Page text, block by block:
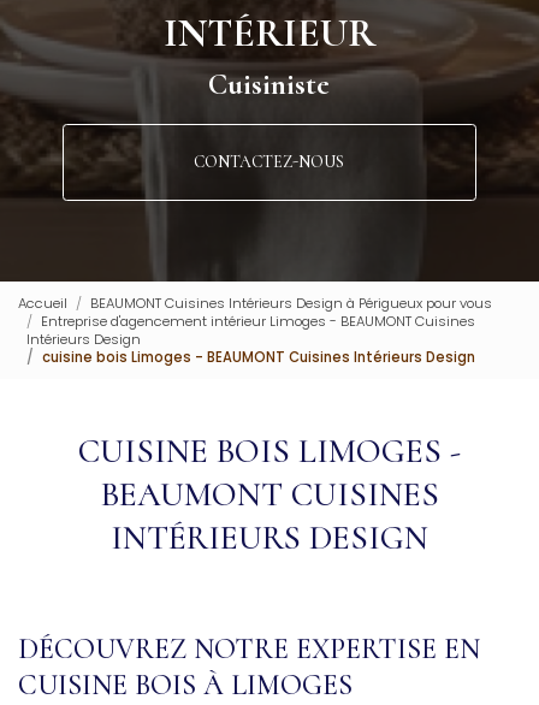
INTÉRIEUR
Cuisiniste
CONTACTEZ-NOUS
Accueil
BEAUMONT Cuisines Intérieurs Design à Périgueux pour vous
Entreprise d'agencement intérieur Limoges - BEAUMONT Cuisines
Intérieurs Design
cuisine bois Limoges - BEAUMONT Cuisines Intérieurs Design
CUISINE BOIS LIMOGES -
BEAUMONT CUISINES
INTÉRIEURS DESIGN
DÉCOUVREZ NOTRE EXPERTISE EN
CUISINE BOIS À LIMOGES